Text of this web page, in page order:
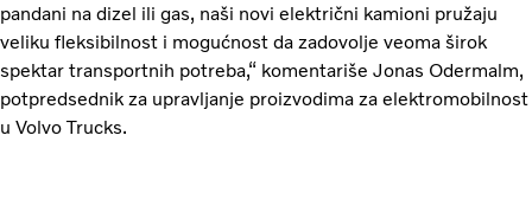
pandani na dizel ili gas, naši novi električni kamioni pružaju
veliku fleksibilnost i mogućnost da zadovolje veoma širok
spektar transportnih potreba,“ komentariše Jonas Odermalm,
potpredsednik za upravljanje proizvodima za elektromobilnost
u Volvo Trucks.